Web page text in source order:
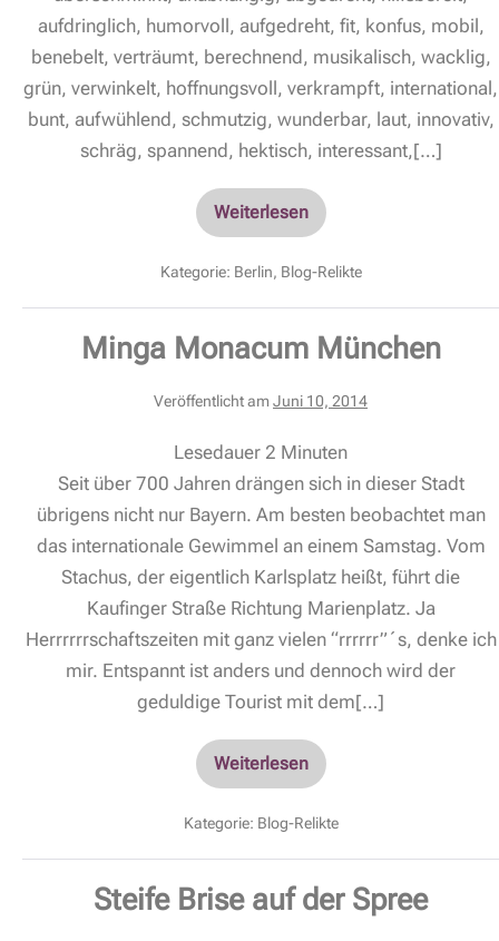
aufdringlich, humorvoll, aufgedreht, fit, konfus, mobil,
benebelt, verträumt, berechnend, musikalisch, wacklig,
grün, verwinkelt, hoffnungsvoll, verkrampft, international,
bunt, aufwühlend, schmutzig, wunderbar, laut, innovativ,
schräg, spannend, hektisch, interessant,[…]
Weiterlesen
Kategorie: Berlin, Blog-Relikte
Minga Monacum München
Veröffentlicht am Juni 10, 2014
Lesedauer 2 Minuten
Seit über 700 Jahren drängen sich in dieser Stadt
übrigens nicht nur Bayern. Am besten beobachtet man
das internationale Gewimmel an einem Samstag. Vom
Stachus, der eigentlich Karlsplatz heißt, führt die
Kaufinger Straße Richtung Marienplatz. Ja
Herrrrrrschaftszeiten mit ganz vielen “rrrrrr”´s, denke ich
mir. Entspannt ist anders und dennoch wird der
geduldige Tourist mit dem[…]
Weiterlesen
Kategorie: Blog-Relikte
Steife Brise auf der Spree